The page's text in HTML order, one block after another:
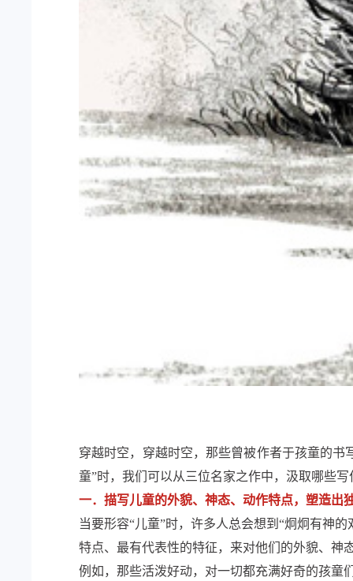
穿越时空，穿越时空，那些曾被作者于孩童的
童”时，我们可以从三位名家之作中，汲取哪些
一．描写儿童的外貌、神态、动作特点，塑造出
当要形容“儿童”时，许多人总会想到“炯炯有神
特点、最有代表性的特征，来对他们的外貌、神
例如，那些活泼好动，对一切都充满好奇的孩童